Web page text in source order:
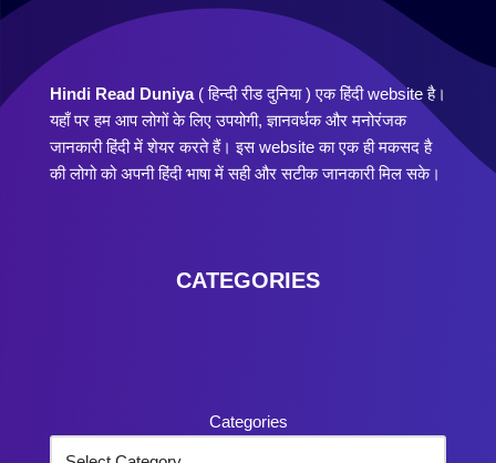
Hindi Read Duniya( हिन्दी रीड दुनिया ) एक हिंदी website है।
यहाँ पर हम आप लोगों के लिए उपयोगी, ज्ञानवर्धक और मनोरंजक
जानकारी हिंदी में शेयर करते हैं। इस website का एक ही मकसद है
की लोगो को अपनी हिंदी भाषा में सही और सटीक जानकारी मिल सके।
CATEGORIES
Categories